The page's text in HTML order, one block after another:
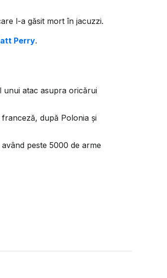
l-a găsit mort în jacuzzi.
Perry.
unui atac asupra oricărui
după Polonia și
peste 5000 de arme